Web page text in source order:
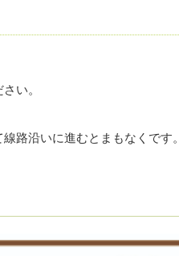
い。
路沿いに進むとまもなくです。